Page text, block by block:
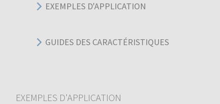
EXEMPLES D'APPLICATION
GUIDES DES CARACTÉRISTIQUES
EXEMPLES D'APPLICATION